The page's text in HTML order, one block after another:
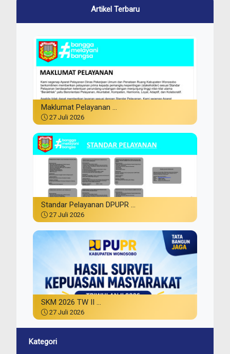
Artikel Terbaru
Maklumat Pelayanan ...
27 Juli 2026
Standar Pelayanan DPUPR ...
27 Juli 2026
SKM 2026 TW II ...
27 Juli 2026
Kategori